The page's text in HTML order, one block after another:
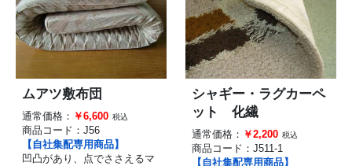
ムアツ敷布団
通常価格： ￥6,600 税込
商品コード： J56
【自社集配専用商品】
凹凸があり、点でささえるマ
シャギー・ラグカーペ
ット 化繊
通常価格： ￥2,200 税込
商品コード： J511-1
【自社集配専用商品】